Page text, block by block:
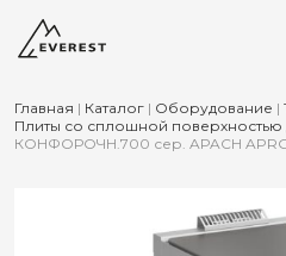
Главная | Каталог | Оборудование |
Плиты со сплошной поверхностью
КОНФОРОЧН.700 сер. APACH